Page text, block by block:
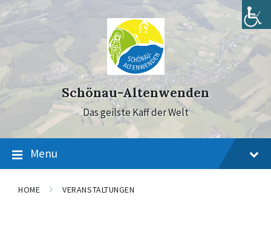
to
content
to
main
navigation
to
footer
Schönau-Altenwenden
Das geilste Kaff der Welt
Menu
HOME VERANSTALTUNGEN